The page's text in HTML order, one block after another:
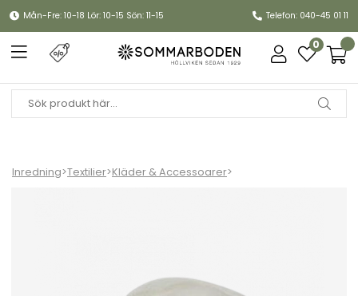
Mån-Fre: 10-18 Lör: 10-15 Sön: 11-15 Telefon: 040-45 01 11
0
Inredning>Textilier>Kläder & Accessoarer>